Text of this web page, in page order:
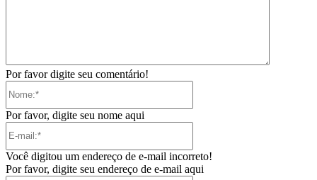
Por favor digite seu comentário!
Por favor, digite seu nome aqui
Você digitou um endereço de e-mail incorreto!
Por favor, digite seu endereço de e-mail aqui